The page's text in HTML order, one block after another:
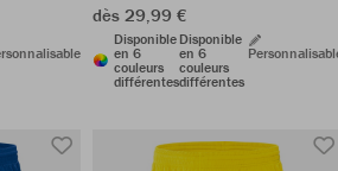
dès 29,99 €
Disponible
en 6
couleurs
différentes
Disponible
en 6
couleurs
différentes